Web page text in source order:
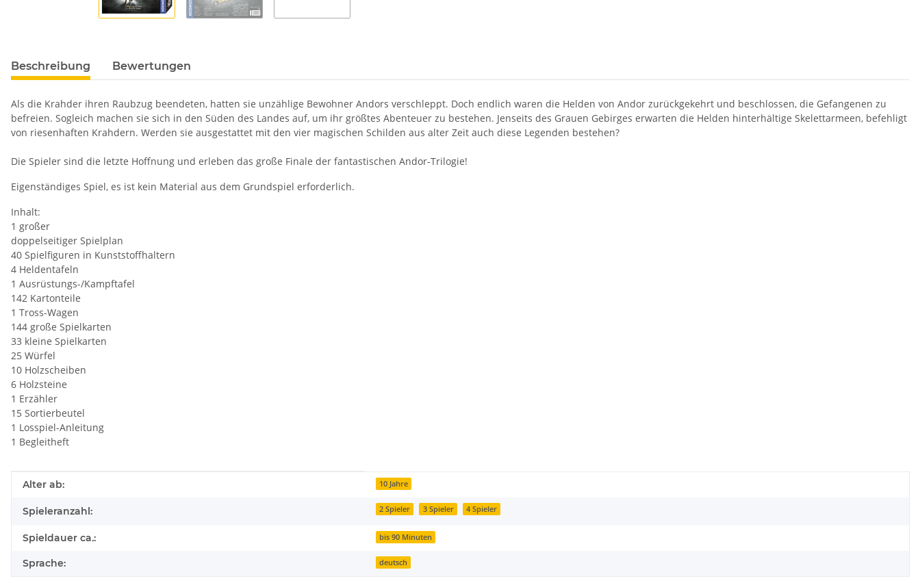
Beschreibung Bewertungen
Als die Krahder ihren Raubzug beendeten, hatten sie unzählige Bewohner Andors verschleppt. Doch endlich waren die Helden von Andor zurückgekehrt und beschlossen, die Gefangenen zu
befreien. Sogleich machen sie sich in den Süden des Landes auf, um ihr größtes Abenteuer zu bestehen. Jenseits des Grauen Gebirges erwarten die Helden hinterhältige Skelettarmeen, befehligt
von riesenhaften Krahdern. Werden sie ausgestattet mit den vier magischen Schilden aus alter Zeit auch diese Legenden bestehen?
Die Spieler sind die letzte Hoffnung und erleben das große Finale der fantastischen Andor-Trilogie!
Eigenständiges Spiel, es ist kein Material aus dem Grundspiel erforderlich.
Inhalt:
1 großer
doppelseitiger Spielplan
40 Spielfiguren in Kunststoffhaltern
4 Heldentafeln
1 Ausrüstungs-/Kampftafel
142 Kartonteile
1 Tross-Wagen
144 große Spielkarten
33 kleine Spielkarten
25 Würfel
10 Holzscheiben
6 Holzsteine
1 Erzähler
15 Sortierbeutel
1 Losspiel-Anleitung
1 Begleitheft
Produkteigenschaft
Wert
Alter ab: 10 Jahre
Spieleranzahl: 2 Spieler 3 Spieler 4 Spieler
Spieldauer ca.: bis 90 Minuten
Sprache: deutsch